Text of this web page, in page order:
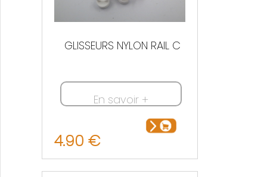
GLISSEURS NYLON RAIL C
En savoir +
4.90 €